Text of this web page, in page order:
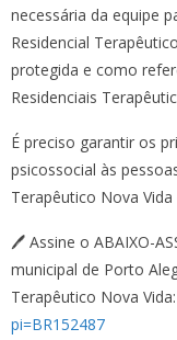
necessária da equipe
Residencial
protegida e como
Residenciais
É preciso garantir os
psicossocial às
Terapêutico Nova Vida
🖊️ Assine o ABAIXO-
municipal de Porto
Terapêutico Nova Vida:
pi=BR152487